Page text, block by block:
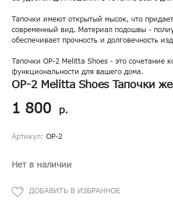
Тапочки имеют открытый мысок, что
современный вид. Материал подошвы -
обеспечивает прочность и долговечность
Тапочки ОР-2 Melitta Shoes - это сочетание
функциональности для вашего дома.
ОР-2 Melitta Shoes Тапочки
1 800 р.
Артикул: ОР-2
Нет в наличии